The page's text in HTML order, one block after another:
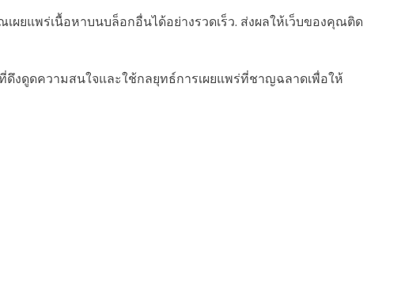
ผยแพร่เนื้อหาบนบล็อกอื่นได้อย่างรวดเร็ว. ส่งผลให้เว็บของคุณติด
ดูดความสนใจและใช้กลยุทธ์การเผยแพร่ที่ชาญฉลาดเพื่อให้